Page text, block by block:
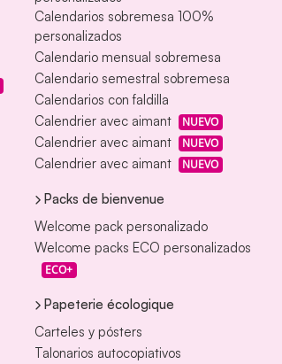
Calendarios sobremesa 100%
personalizados
Calendario mensual sobremesa
Calendario semestral sobremesa
Calendarios con faldilla
Calendrier avec aimant
NUEVO
Calendrier avec aimant NUEVO
Calendrier avec aimant NUEVO
Packs de bienvenue
Welcome pack personalizado
Welcome packs ECO personalizados
ECO+
Papeterie écologique
Carteles y pósters
Talonarios autocopiativos